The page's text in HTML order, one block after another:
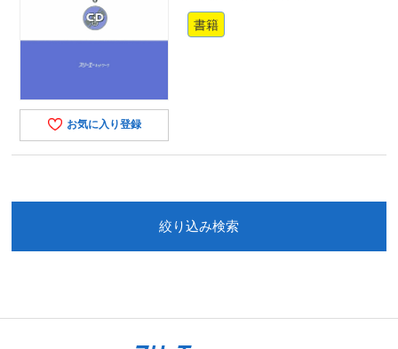
お気に入り登録
書籍
絞り込み検索